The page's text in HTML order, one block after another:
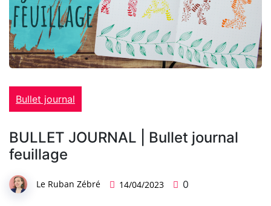
Bullet journal
BULLET JOURNAL | Bullet journal
feuillage
Le Ruban Zébré 14/04/2023 0